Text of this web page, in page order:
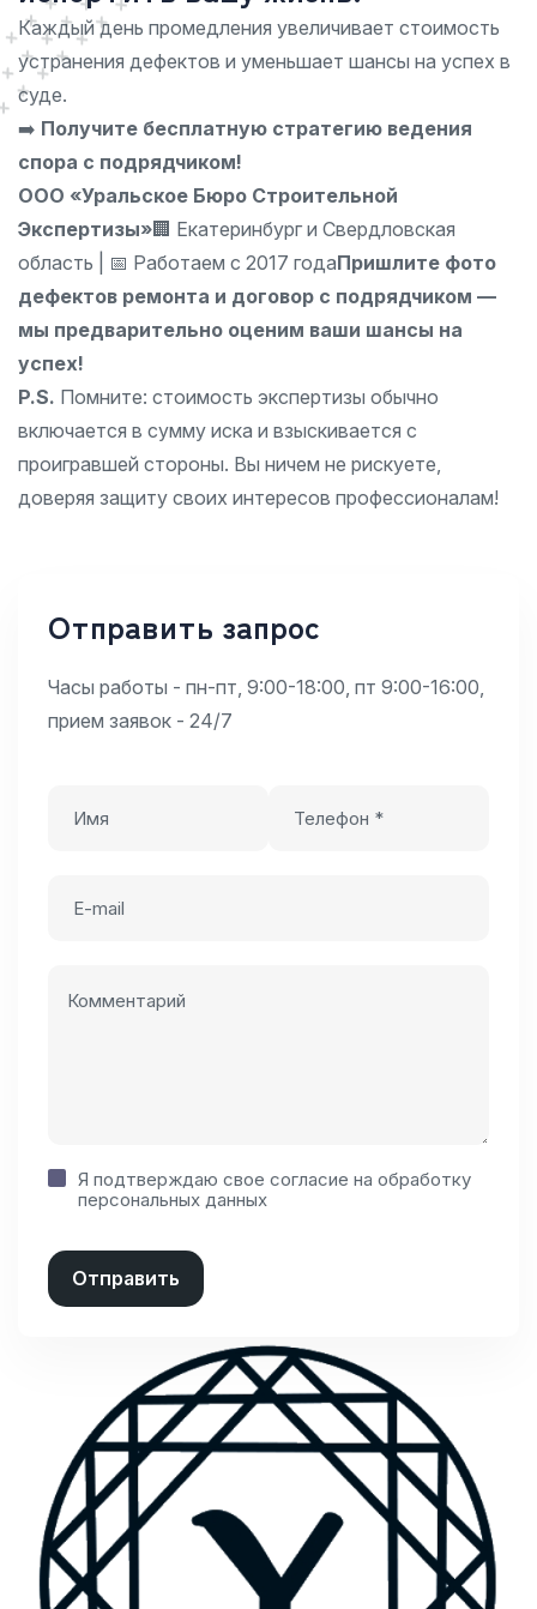
Каждый день промедления увеличивает стоимость
устранения дефектов и уменьшает шансы на успех в
суде.
➡️ Получите бесплатную стратегию ведения
спора с подрядчиком!
ООО «Уральское Бюро Строительной
Экспертизы»🏢 Екатеринбург и Свердловская
область | 📅 Работаем с 2017 годаПришлите фото
дефектов ремонта и договор с подрядчиком —
мы предварительно оценим ваши шансы на
успех!
P.S. Помните: стоимость экспертизы обычно
включается в сумму иска и взыскивается с
проигравшей стороны. Вы ничем не рискуете,
доверяя защиту своих интересов профессионалам!
Отправить запрос
Часы работы - пн-пт, 9:00-18:00, пт 9:00-16:00,
прием заявок - 24/7
Я подтверждаю свое согласие на обработку
персональных данных
Отправить